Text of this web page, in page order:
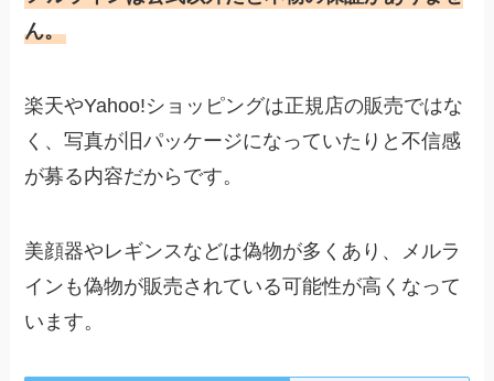
ん。
楽天やYahoo!ショッピングは正規店の販売ではな
く、写真が旧パッケージになっていたりと不信感
が募る内容だからです。
美顔器やレギンスなどは偽物が多くあり、メルラ
インも偽物が販売されている可能性が高くなって
います。